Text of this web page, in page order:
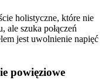
holistyczne, które nie
ale szuka połączeń
jest uwolnienie napięć
powięziowe